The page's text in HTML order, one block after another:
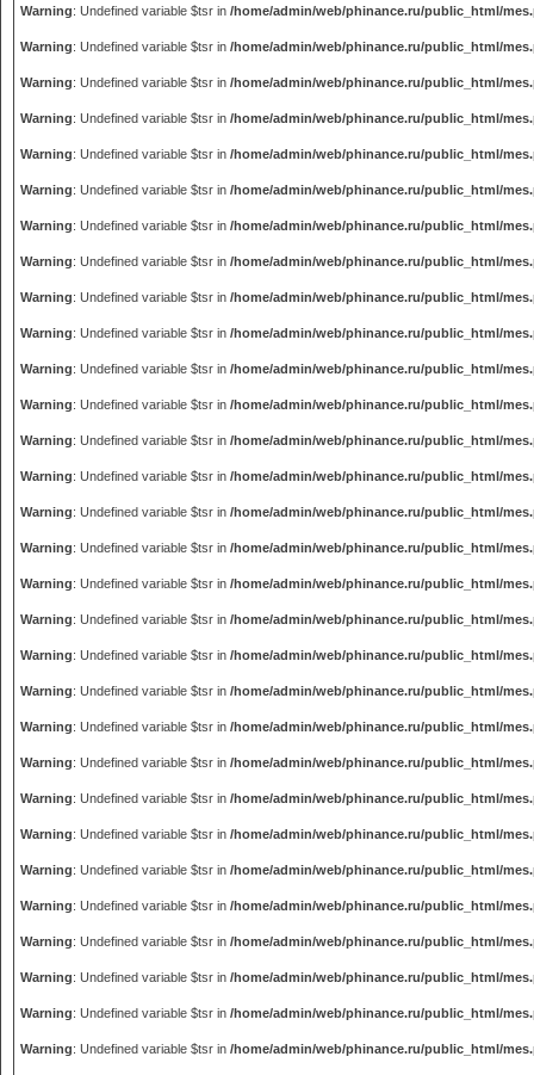
Warning: Undefined variable $tsr in /home/admin/web/phinance.ru/public_html/
Warning: Undefined variable $tsr in /home/admin/web/phinance.ru/public_html/
Warning: Undefined variable $tsr in /home/admin/web/phinance.ru/public_html/
Warning: Undefined variable $tsr in /home/admin/web/phinance.ru/public_html/
Warning: Undefined variable $tsr in /home/admin/web/phinance.ru/public_html/
Warning: Undefined variable $tsr in /home/admin/web/phinance.ru/public_html/
Warning: Undefined variable $tsr in /home/admin/web/phinance.ru/public_html/
Warning: Undefined variable $tsr in /home/admin/web/phinance.ru/public_html/
Warning: Undefined variable $tsr in /home/admin/web/phinance.ru/public_html/
Warning: Undefined variable $tsr in /home/admin/web/phinance.ru/public_html/
Warning: Undefined variable $tsr in /home/admin/web/phinance.ru/public_html/
Warning: Undefined variable $tsr in /home/admin/web/phinance.ru/public_html/
Warning: Undefined variable $tsr in /home/admin/web/phinance.ru/public_html/
Warning: Undefined variable $tsr in /home/admin/web/phinance.ru/public_html/
Warning: Undefined variable $tsr in /home/admin/web/phinance.ru/public_html/
Warning: Undefined variable $tsr in /home/admin/web/phinance.ru/public_html/
Warning: Undefined variable $tsr in /home/admin/web/phinance.ru/public_html/
Warning: Undefined variable $tsr in /home/admin/web/phinance.ru/public_html/
Warning: Undefined variable $tsr in /home/admin/web/phinance.ru/public_html/
Warning: Undefined variable $tsr in /home/admin/web/phinance.ru/public_html/
Warning: Undefined variable $tsr in /home/admin/web/phinance.ru/public_html/
Warning: Undefined variable $tsr in /home/admin/web/phinance.ru/public_html/
Warning: Undefined variable $tsr in /home/admin/web/phinance.ru/public_html/
Warning: Undefined variable $tsr in /home/admin/web/phinance.ru/public_html/
Warning: Undefined variable $tsr in /home/admin/web/phinance.ru/public_html/
Warning: Undefined variable $tsr in /home/admin/web/phinance.ru/public_html/
Warning: Undefined variable $tsr in /home/admin/web/phinance.ru/public_html/
Warning: Undefined variable $tsr in /home/admin/web/phinance.ru/public_html/
Warning: Undefined variable $tsr in /home/admin/web/phinance.ru/public_html/
Warning: Undefined variable $tsr in /home/admin/web/phinance.ru/public_html/